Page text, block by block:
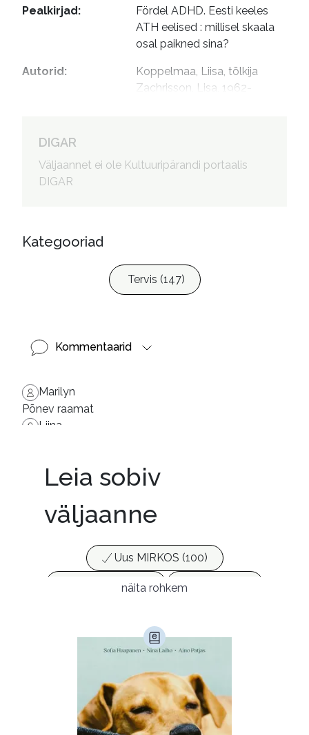
Pealkirjad:
Fördel ADHD. Eesti keeles
ATH eelised : millisel skaala
osal paikned sina?
Autorid:
Koppelmaa, Liisa, tõlkija
Zachrisson, Lisa, 1962-
Pikkov, Anne, 1974- kujundaja
DIGAR
Väljaannet ei ole Kultuuripärandi portaalis
DIGAR
Kategooriad
Tervis (147)
Kommentaarid
Marilyn
Põnev raamat
Liina
Leia sobiv
väljaanne
Uus MIRKOS (100)
Populaarsed (25)
Ajakirjad (17)
Armastusromaanid (293)
Biograafiad (229)
Eesti kirjandus (1774)
näita rohkem